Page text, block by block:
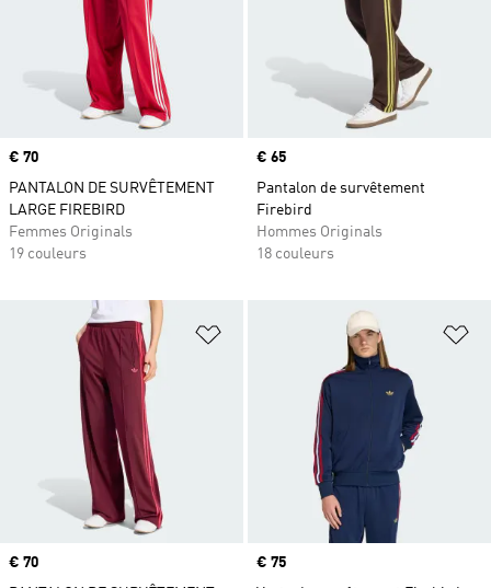
Prix
€ 70
PANTALON DE SURVÊTEMENT
LARGE FIREBIRD
Femmes Originals
19 couleurs
Prix
€ 65
Pantalon de survêtement
Firebird
Hommes Originals
18 couleurs
Ajouter à la Liste de produits
Prix
€ 70
Prix
€ 75